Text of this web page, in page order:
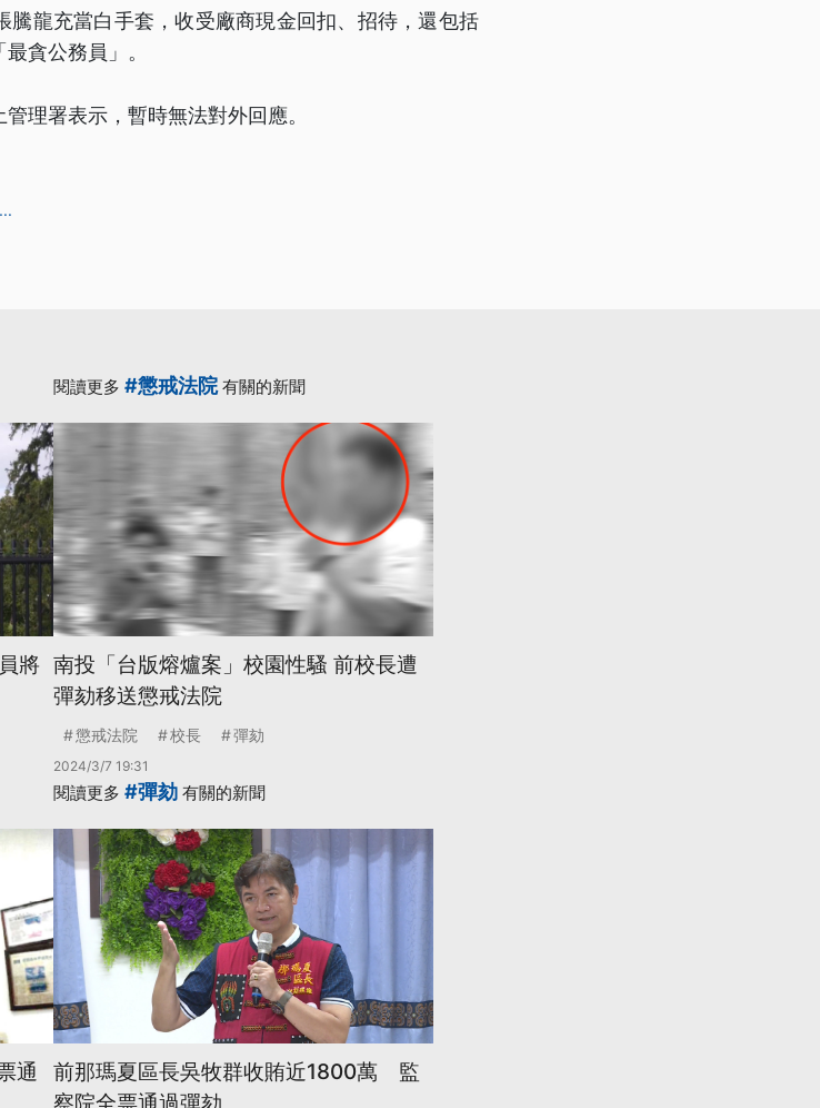
騰龍充當白手套，收受廠商現金回扣、招待，還包括
貪公務員」。
理署表示，暫時無法對外回應。
...
將
閱讀更多 #懲戒法院有關的新聞
南投「台版熔爐案」校園性騷 前校長遭
彈劾移送懲戒法院
懲戒法院 校長 彈劾
2024/3/7 19:31
通
閱讀更多 #彈劾 有關的新聞
前那瑪夏區長吳牧群收賄近1800萬 監
察院全票通過彈劾